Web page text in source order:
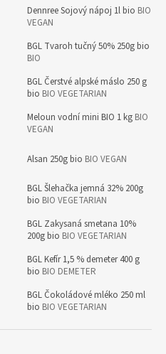
Dennree Sojový nápoj 1l bio BIO
VEGAN
BGL Tvaroh tučný 50% 250g bio
BIO
BGL Čerstvé alpské máslo 250 g
bio BIO VEGETARIAN
Meloun vodní mini BIO 1 kg BIO
VEGAN
Alsan 250g bio BIO VEGAN
BGL Šlehačka jemná 32% 200g
bio BIO VEGETARIAN
BGL Zakysaná smetana 10%
200g bio BIO VEGETARIAN
BGL Kefír 1,5 % demeter 400 g
bio BIO DEMETER
BGL Čokoládové mléko 250 ml
bio BIO VEGETARIAN